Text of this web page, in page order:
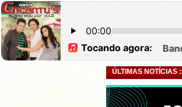
ÚLTIMAS NOTÍCIAS :